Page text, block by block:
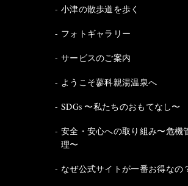
小津の散歩道を歩く
フォトギャラリー
サービスのご案内
ようこそ蓼科親湯温泉へ
SDGs 〜私たちのおもてなし〜
安全・安心への取り組み〜危機
理〜
なぜ公式サイトが一番お得なの